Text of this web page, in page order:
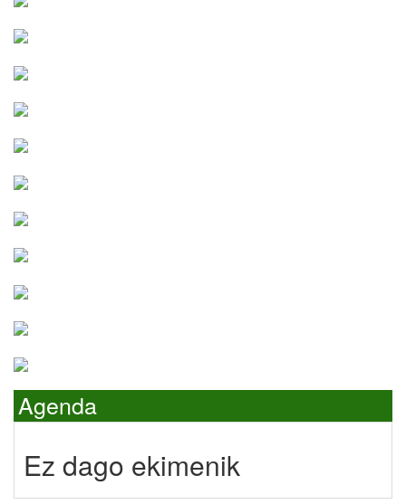
Agenda
Ez dago ekimenik